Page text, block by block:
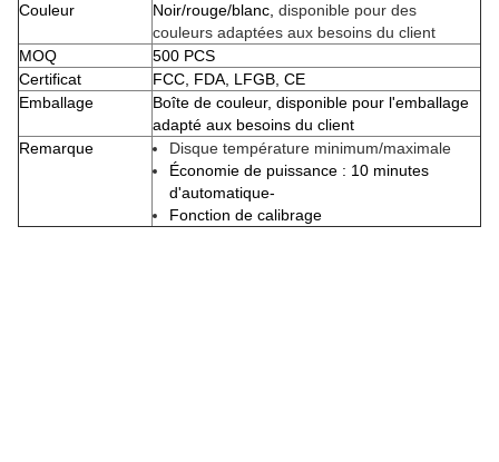
Couleur
Noir/rouge/blanc, disponible pour des
couleurs adaptées aux besoins du client
MOQ
500 PCS
Certificat
FCC, FDA, LFGB, CE
Emballage
Boîte de couleur, disponible pour l'emballage
adapté aux besoins du client
Remarque
Disque température minimum/maximale
Économie de puissance : 10 minutes
d'automatique-
Fonction de calibrage